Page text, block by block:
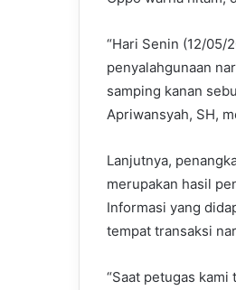
“Hari Senin (12/05/
penyalahgunaan
samping kanan
Apriwansyah, SH,
Lanjutnya,
merupakan hasil
Informasi yang
tempat transaksi
“Saat petugas